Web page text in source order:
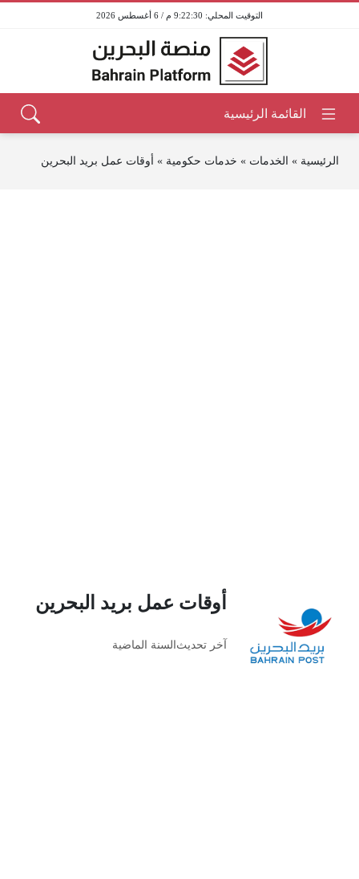
9:22:31 م / 6 أغسطس 2026
الرئيسية » الخدمات » خدمات حكومية » أوقات عمل بريد البحرين
أوقات عمل بريد البحرين
آخر تحديث السنة الماضية